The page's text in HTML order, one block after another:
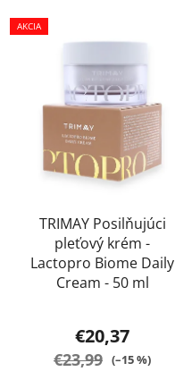
AKCIA
TRIMAY Posilňujúci
pleťový krém -
Lactopro Biome Daily
Cream - 50 ml
hodnotenie
produktu
€20,37
€23,99 (–15 %)